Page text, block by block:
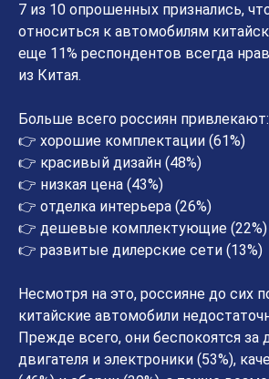
7 из 10 опрошенных признались,
относиться к автомобилям
еще 11% респондентов всегда
из Китая.
Больше всего россиян привлекают:
👉 хорошие комплектации (61%)
👉 красивый дизайн (48%)
👉 низкая цена (43%)
👉 отделка интерьера (26%)
👉 дешевые комплектующие (22%)
👉 развитые дилерские сети (13%)
Несмотря на это, россияне до сих
китайские автомобили
Прежде всего, они беспокоятся за
двигателя и электроники (53%),